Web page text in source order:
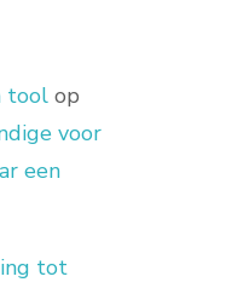
tool op
voor
een
tot